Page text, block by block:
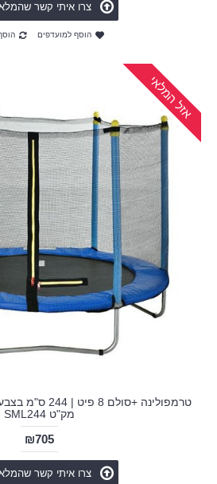
צרו איתי קשר
הוסף למועדפים
אזל המלאי
מק"ט SML244
₪705
צרו איתי קשר